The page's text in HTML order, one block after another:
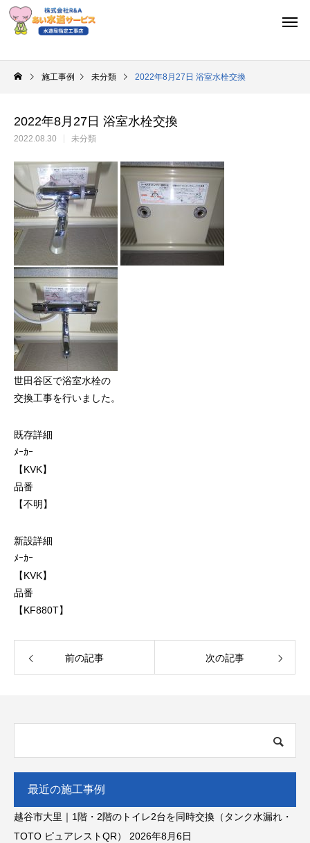
施工事例 未分類 2022年8月27日 浴室水栓交換
2022年8月27日 浴室水栓交換
2022.08.30 未分類
世田谷区で浴室水栓の
交換工事を行いました。
既存詳細
ﾒｰｶｰ
【KVK】
品番
【不明】
新設詳細
ﾒｰｶｰ
【KVK】
品番
【KF880T】
前の記事 次の記事
最近の施工事例
越谷市大里｜1階・2階のトイレ2台を同時交換（タンク水漏れ・
TOTO ピュアレストQR）
2026年8月6日